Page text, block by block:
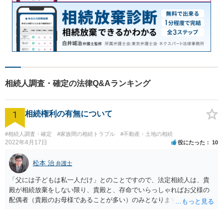
相続人調査・確定の法律Q&Aランキング
1 相続権利の有無について
#相続人調査・確定 #家族間の相続トラブル #不動産・土地の相続
2022年4月17日 役にたった 10
松本 治 弁護士
「父には子どもは私一人だけ」とのことですので、法定相続人は、貴
殿が相続放棄をしない限り、貴殿と、存命でいらっしゃればお父様の
配偶者（貴殿のお母様であることが多い）のみとなります。遺言がな